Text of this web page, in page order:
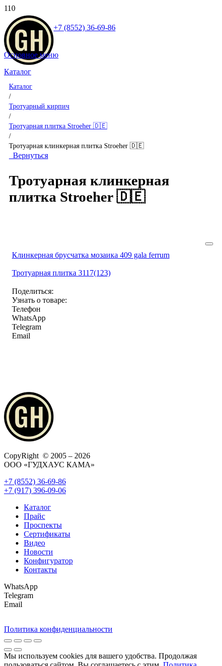
+7 (8552) 36-69-86
Основное меню
Каталог
Каталог
/
Тротуарный кирпич
/
Тротуарная плитка Stroeher 🇩🇪
/
Тротуарная клинкерная плитка Stroeher 🇩🇪
Вернуться
Тротуарная клинкерная
плитка Stroeher 🇩🇪
Клинкерная брусчатка мозаика 409 gala ferrum
Тротуарная плитка 3117(123)
Поделиться:
Узнать о товаре:
Телефон
WhatsApp
Telegram
Email
CopyRight © 2005 – 2026
ООО «ГУДХАУС КАМА»
+7 (8552) 36-69-86
+7 (917) 396-09-06
Каталог
Прайс
Проспекты
Сертификаты
Видео
Новости
Конфигуратор
Контакты
WhatsApp
Telegram
Email
Политика конфиденциальности
Мы используем cookies для вашего удобства. Продолжая